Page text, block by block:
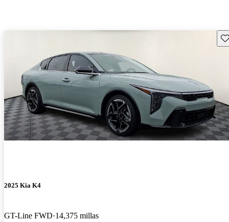
2025 Kia K4
GT-Line FWD 14,375 millas